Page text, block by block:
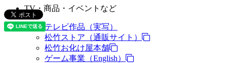
TV・商品・イベントなど
テレビ作品（実写）
松竹ストア（通販サイト）
松竹お化け屋本舗
ゲーム事業（English）